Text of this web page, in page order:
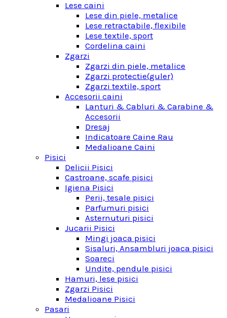
Lese caini
Lese din piele, metalice
Lese retractabile, flexibile
Lese textile, sport
Cordelina caini
Zgarzi
Zgarzi din piele, metalice
Zgarzi protectie(guler)
Zgarzi textile, sport
Accesorii caini
Lanturi & Cabluri & Carabine &
Accesorii
Dresaj
Indicatoare Caine Rau
Medalioane Caini
Pisici
Delicii Pisici
Castroane, scafe pisici
Igiena Pisici
Perii, tesale pisici
Parfumuri pisici
Asternuturi pisici
Jucarii Pisici
Mingi joaca pisici
Sisaluri, Ansambluri joaca pisici
Soareci
Undite, pendule pisici
Hamuri, lese pisici
Zgarzi Pisici
Medalioane Pisici
Pasari